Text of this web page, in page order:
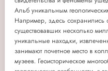
Альб уникальным
Например, здесь сохранились
существовавших несколько
уникальные находки,
занимают почетное место в
музеев. Геоисторическое